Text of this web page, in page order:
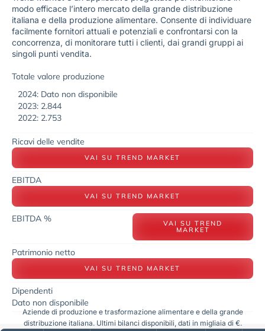
modo efficace l’intero mercato della grande distribuzione
italiana e della produzione alimentare. Consente di individuare
facilmente fornitori attuali e potenziali e confrontarsi con la
concorrenza, di monitorare tutti i clienti, dai grandi gruppi ai
singoli punti vendita.
Totale valore produzione
2024: Dato non disponibile
2023: 2.844
2022: 2.753
Ricavi delle vendite
VAI SU TREND MARKET
EBITDA
VAI SU TREND MARKET
EBITDA % VAI SU TREND
MARKET
Patrimonio netto
VAI SU TREND MARKET
Dipendenti
Dato non disponibile
Aziende di produzione e trasformazione alimentare e della grande
distribuzione italiana. Ultimi bilanci disponibili, dati in migliaia di €.